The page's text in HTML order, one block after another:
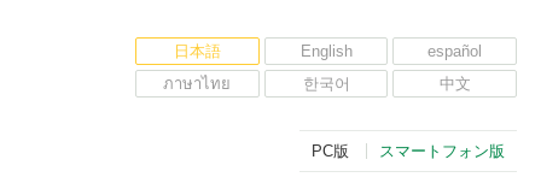
日本語 English
español
ภาษาไทย
한국어 中文
PC版 スマートフォン版